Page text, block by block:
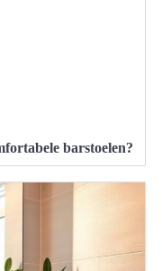
barstoelen?